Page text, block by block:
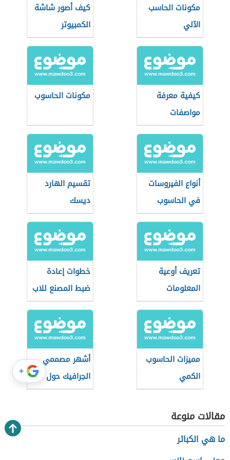
مكونات الحاسب
الآلي
كيف أصور شاشة
الكمبيوتر
كيفية معرفة
مواصفات
الكمبيوتر
مكونات الحاسوب
أنواع الفيروسات
في الحاسوب
تقسيم الهارد
ديسك
تعريف أوعية
المعلومات
الإلكترونية
خطوات إعادة
ضبط المصنع للاب
توب Lenovo
مميزات الحاسوب
الكمي
أشهر مصممي
الجرافيك حول
العالم
مقالات منوعة
ما هي الكبائر
+